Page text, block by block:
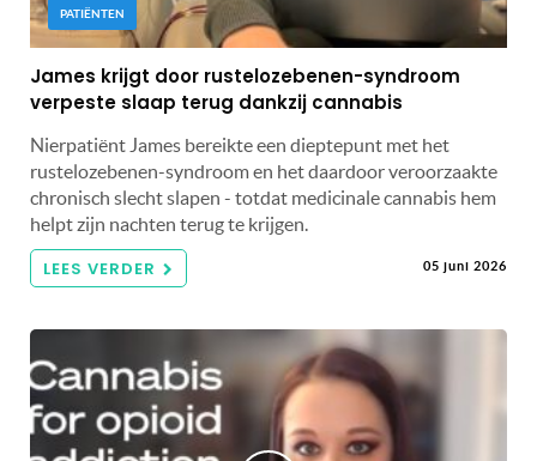
PATIËNTEN
James krijgt door rustelozebenen-syndroom
verpeste slaap terug dankzij cannabis
Nierpatiënt James bereikte een dieptepunt met het
rustelozebenen-syndroom en het daardoor veroorzaakte
chronisch slecht slapen - totdat medicinale cannabis hem
helpt zijn nachten terug te krijgen.
LEES VERDER 05 juni 2026